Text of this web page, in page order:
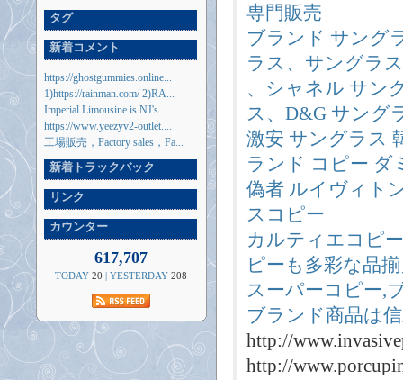
専門販売
ブランド サング
ラス、サングラ
、シャネル サン
ス、D&G サング
激安 サングラス
ランド コピー
偽者 ルイヴィト
スコピー
カルティエコピ
ピーも多彩な品
スーパーコピー,
ブランド商品は
http://
http://
タグ
新着コメント
https://ghostgummies.online...
1)https://rainman.com/ 2)RA...
Imperial Limousine is NJ's...
https://www.yeezyv2-outlet....
工場販売，Factory sales，Fa...
新着トラックバック
リンク
カウンター
617,707
TODAY 20 | YESTERDAY 208